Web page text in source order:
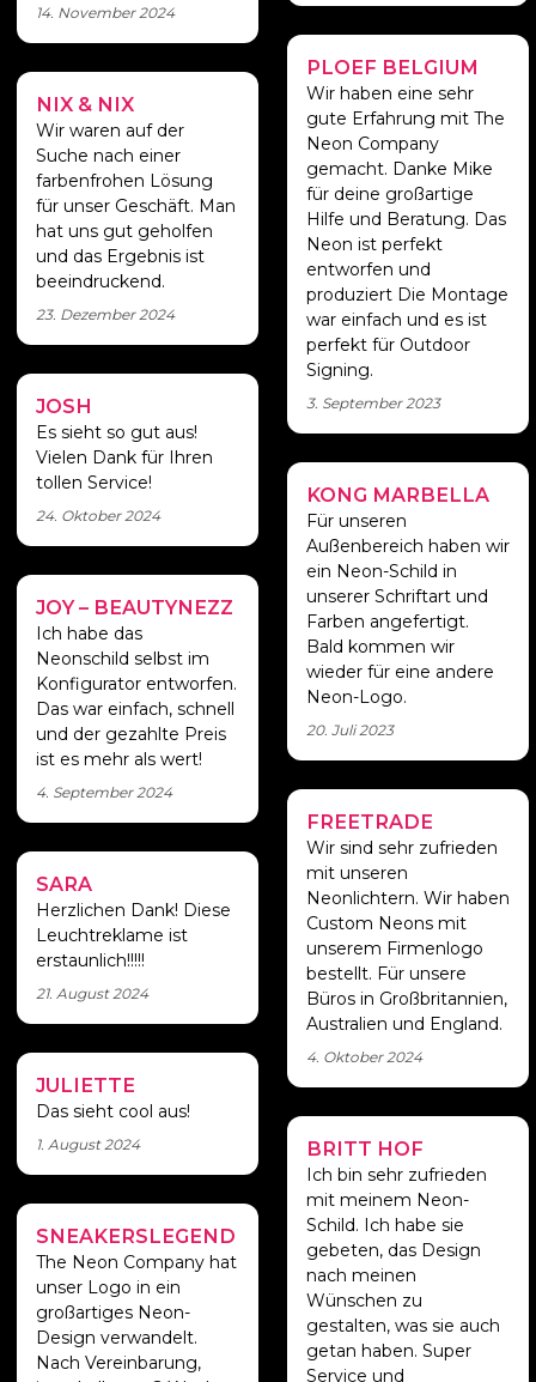
14. November 2024
Beeindruckend
NIX & NIX
Wir waren auf der
Suche nach einer
farbenfrohen Lösung
für unser Geschäft. Man
hat uns gut geholfen
und das Ergebnis ist
beeindruckend.
23. Dezember 2024
Erstaunlich!!!
JOSH
Es sieht so gut aus!
Vielen Dank für Ihren
tollen Service!
24. Oktober 2024
Awesome Custom
Neon
JOY – BEAUTYNEZZ
Ich habe das
Neonschild selbst im
Konfigurator entworfen.
Das war einfach, schnell
und der gezahlte Preis
ist es mehr als wert!
4. September 2024
Ich liebe dieses
Zeichen
SARA
Herzlichen Dank! Diese
Leuchtreklame ist
erstaunlich!!!!!
21. August 2024
WOW
JULIETTE
Das sieht cool aus!
1. August 2024
Individuelles
Neon-Logo
SNEAKERSLEGEND
The Neon Company hat
unser Logo in ein
großartiges Neon-
Design verwandelt.
Nach Vereinbarung,
Hohe Qualität
Neon
PLOEF BELGIUM
Wir haben eine sehr
gute Erfahrung mit The
Neon Company
gemacht. Danke Mike
für deine großartige
Hilfe und Beratung. Das
Neon ist perfekt
entworfen und
produziert Die Montage
war einfach und es ist
perfekt für Outdoor
Signing.
3. September 2023
Fachleute mit
Qualität
KONG MARBELLA
Für unseren
Außenbereich haben wir
ein Neon-Schild in
unserer Schriftart und
Farben angefertigt.
Bald kommen wir
wieder für eine andere
Neon-Logo.
20. Juli 2023
Großartig!
FREETRADE
Wir sind sehr zufrieden
mit unseren
Neonlichtern. Wir haben
Custom Neons mit
unserem Firmenlogo
bestellt. Für unsere
Büros in Großbritannien,
Australien und England.
4. Oktober 2024
Gaaf
BRITT HOF
Ich bin sehr zufrieden
mit meinem Neon-
Schild. Ich habe sie
gebeten, das Design
nach meinen
Wünschen zu
gestalten, was sie auch
getan haben. Super
Service und